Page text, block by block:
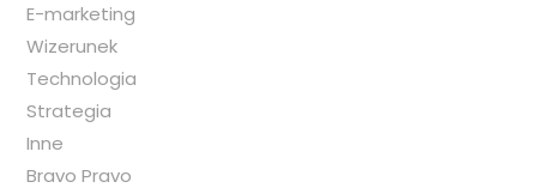
E-marketing
Wizerunek
Technologia
Strategia
Inne
Bravo Pravo